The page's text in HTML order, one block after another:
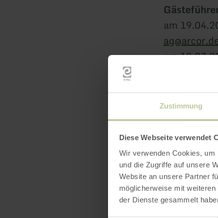
Zustimmung
Diese Webseite verwendet
Wir verwenden Cookies,
und die Zugriffe auf unsere
Website an unsere Partner
möglicherweise mit
der Dienste gesammelt
am
am
Mail:
Sprache: